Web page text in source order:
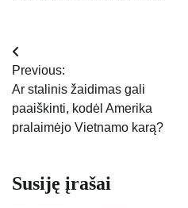
Navigacija
tarp
įrašų
Previous:
Ar stalinis žaidimas gali
paaiškinti, kodėl Amerika
pralaimėjo Vietnamo karą?
Susiję įrašai